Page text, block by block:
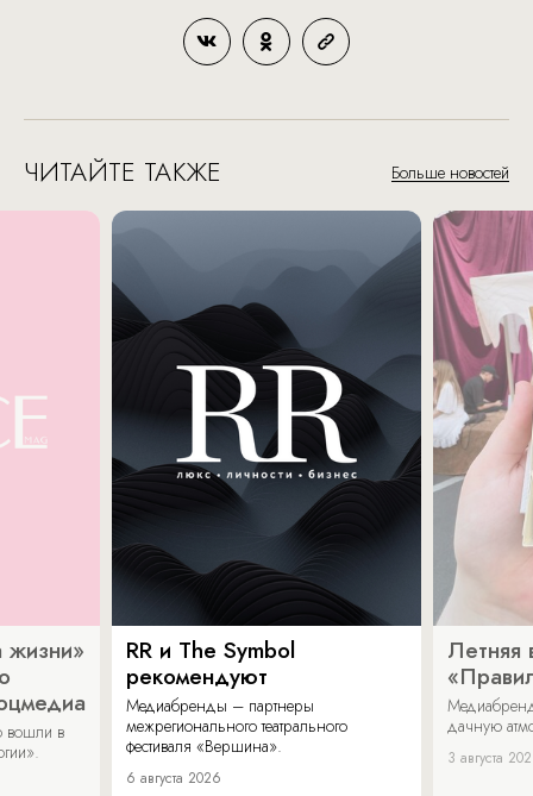
ЧИТАЙТЕ ТАКЖЕ Больше новостей
жизни»
вошли в
RR и The Symbol
рекомендуют
Медиабренды – партнеры
межрегионального театрального
фестиваля «Вершина».
6 августа 2026
Летняя
дачную
3 августа